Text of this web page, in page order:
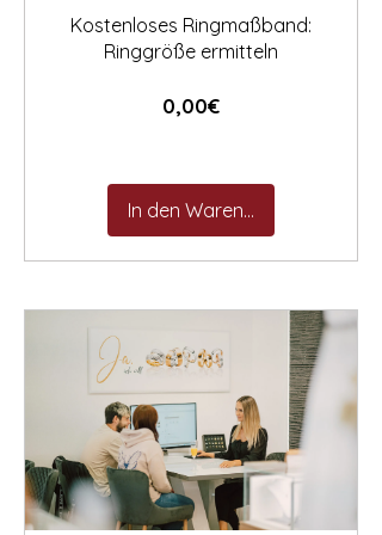
Kostenloses Ringmaßband:
Ringgröße ermitteln
0,00€Preis
In den Warenkorb